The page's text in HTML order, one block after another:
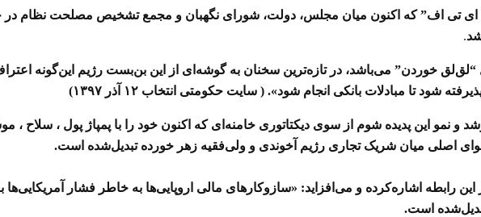
تی اف” که اکنون میان مجلس، دولت، شورای نگهبان و مجمع تشخیص مصلحت نظام در
.
خوردن” می‌باشد، در تازه‌ترین سخنان به گوشه‌ای از این بن‌بست رژیم این‌گونه
تا مبادلات بانکی انجام شود». ( سایت حکومتی انتخاب ۱۲ آذر ۱۳۹۷)
این پدیده شوم از سوی دیکتاتوری خامنه‌ای که اکنون خود را با پمپاژ پول ، سلاح ،
اصلی میان شریک تجاری رژیم آخوندی و ولی‌فقیه زهر خورده تبدیل‌شده است.
اشاره‌کرده و می‌افزاید: «سازوکارهای مالی اروپایی‌ها به خاطر فشار آمریکایی‌ها
است.